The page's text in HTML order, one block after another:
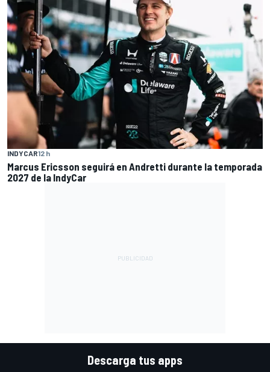
INDYCAR12 h
Marcus Ericsson seguirá en Andretti durante la temporada
2027 de la IndyCar
Descarga tus apps